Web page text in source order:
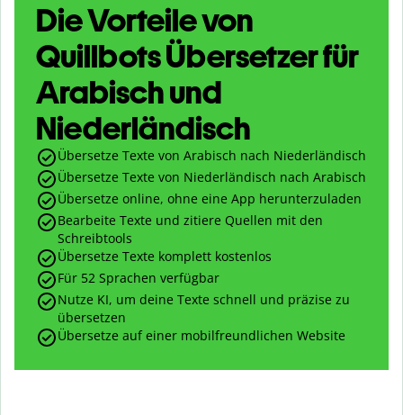
Die Vorteile von
Quillbots Übersetzer für
Arabisch und
Niederländisch
Übersetze Texte von Arabisch nach Niederländisch
Übersetze Texte von Niederländisch nach Arabisch
Übersetze online, ohne eine App herunterzuladen
Bearbeite Texte und zitiere Quellen mit den
Schreibtools
Übersetze Texte komplett kostenlos
Für 52 Sprachen verfügbar
Nutze KI, um deine Texte schnell und präzise zu
übersetzen
Übersetze auf einer mobilfreundlichen Website